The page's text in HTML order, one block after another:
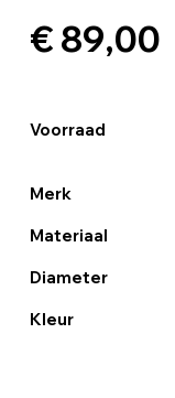
€ 89,00
Voorraad
Merk
Materiaal
Diameter
Kleur